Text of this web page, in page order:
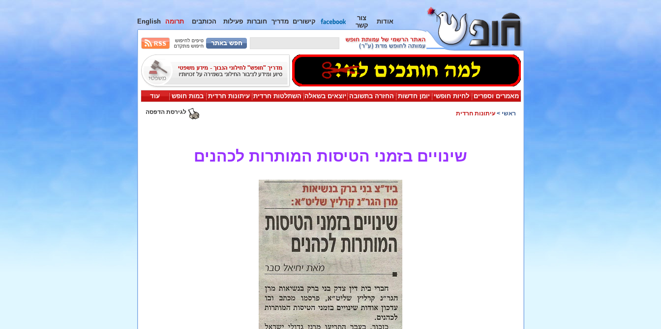
אודות
צור
קשר
קישורים מדריך חוברות פעילות הכותבים תרומה English
מאמרים וספרים לחיות חופשי יומן חדשות החזרה בתשובה יוצאים בשאלה השתלטות חרדית עיתונות חרדית במות חופש עוד
ראשי > עיתונות חרדית לגירסת הדפסה
שינויים בזמני הטיסות המותרות לכהנים